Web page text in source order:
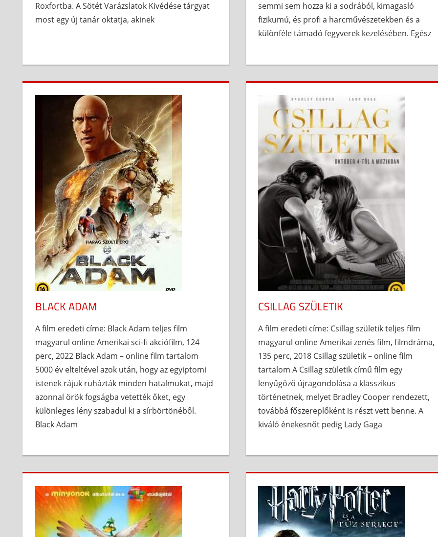
Roxfortba. A Sötét Varázslatok Kivédése tárgyat
most egy új tanár oktatja, akinek
semmi sem hozza ki a sodrából, kimagasló
fizikumú, és profi a harcművészetekben és a
különféle támadó fegyverek kezelésében. Egész
BLACK ADAM
A film eredeti címe: Black Adam teljes film
magyarul online Amerikai sci-fi akciófilm, 124
perc, 2022 Black Adam – online film tartalom
5000 év elteltével azok után, hogy az egyiptomi
istenek rájuk ruházták minden hatalmukat, majd
azonnal örök fogságba vetették őket, egy
különleges lény szabadul ki a sírbörtönéből.
Black Adam
CSILLAG SZÜLETIK
A film eredeti címe: Csillag születik teljes film
magyarul online Amerikai zenés film, filmdráma,
135 perc, 2018 Csillag születik – online film
tartalom A Csillag születik című film egy
lenyűgöző újragondolása a klasszikus
történetnek, melyet Bradley Cooper rendezett,
továbbá főszereplőként is részt vett benne. A
kiváló énekesnőt pedig Lady Gaga